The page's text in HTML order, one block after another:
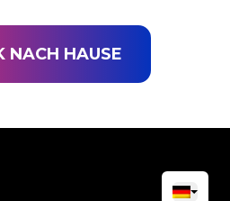
NACH HAUSE